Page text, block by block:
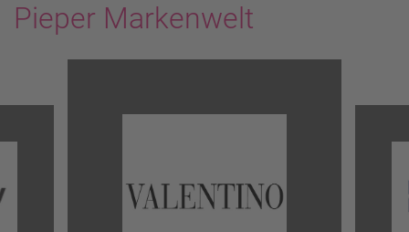
Pieper Markenwelt